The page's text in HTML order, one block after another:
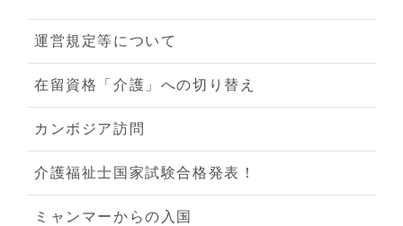
運営規定等について
在留資格「介護」への切り替え
カンボジア訪問
介護福祉士国家試験合格発表！
ミャンマーからの入国